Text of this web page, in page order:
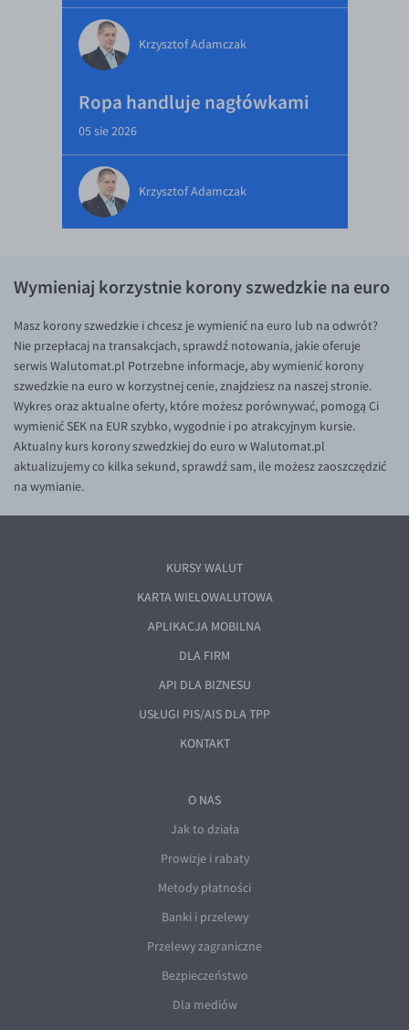
Krzysztof Adamczak
Ropa handluje nagłówkami
05 sie 2026
Krzysztof Adamczak
Wymieniaj korzystnie korony szwedzkie na euro
Masz korony szwedzkie i chcesz je wymienić na euro lub na odwrót?
Nie przepłacaj na transakcjach, sprawdź notowania, jakie oferuje
serwis Walutomat.pl Potrzebne informacje, aby wymienić korony
szwedzkie na euro w korzystnej cenie, znajdziesz na naszej stronie.
Wykres oraz aktualne oferty, które możesz porównywać, pomogą Ci
wymienić SEK na EUR szybko, wygodnie i po atrakcyjnym kursie.
Aktualny kurs korony szwedzkiej do euro w Walutomat.pl
aktualizujemy co kilka sekund, sprawdź sam, ile możesz zaoszczędzić
na wymianie.
KURSY WALUT
KARTA WIELOWALUTOWA
APLIKACJA MOBILNA
DLA FIRM
API DLA BIZNESU
USŁUGI PIS/AIS DLA TPP
KONTAKT
O NAS
Jak to działa
Prowizje i rabaty
Metody płatności
Banki i przelewy
Przelewy zagraniczne
Bezpieczeństwo
Dla mediów